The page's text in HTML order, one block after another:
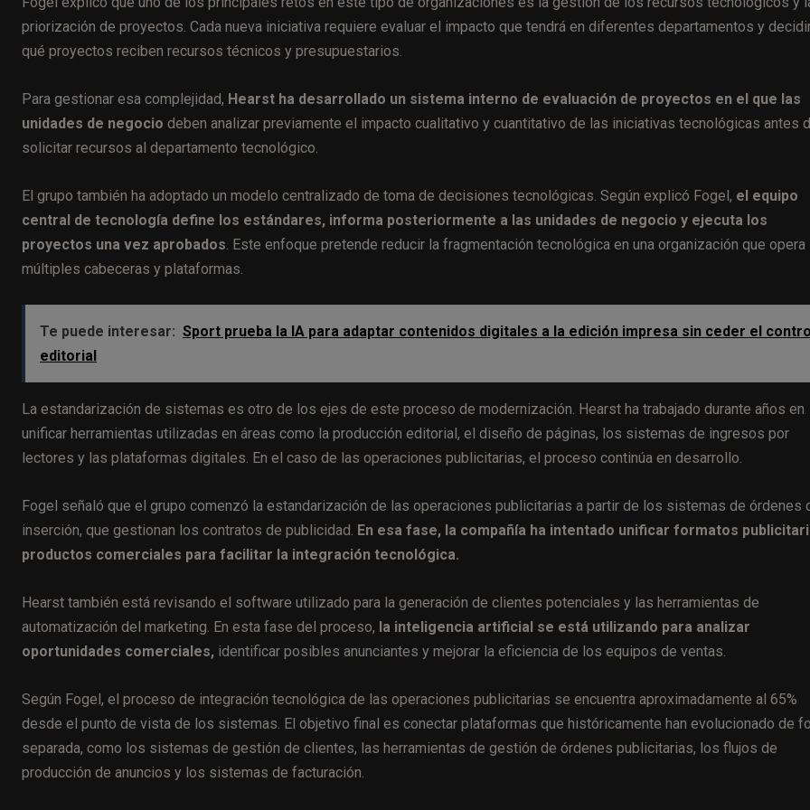
priorización de proyectos. Cada nueva iniciativa requiere evaluar el impacto que tendrá en diferentes departamentos y
qué proyectos reciben recursos técnicos y presupuestarios.
Para gestionar esa complejidad, Hearst ha desarrollado un sistema interno de evaluación de proyectos en el que las
unidades de negocio deben analizar previamente el impacto cualitativo y cuantitativo de las iniciativas tecnológicas antes
solicitar recursos al departamento tecnológico.
El grupo también ha adoptado un modelo centralizado de toma de decisiones tecnológicas. Según explicó Fogel, el equipo
central de tecnología define los estándares, informa posteriormente a las unidades de negocio y ejecuta los
proyectos una vez aprobados. Este enfoque pretende reducir la fragmentación tecnológica en una organización que opera
múltiples cabeceras y plataformas.
Te puede interesar: Sport prueba la IA para adaptar contenidos digitales a la edición impresa sin ceder el
editorial
La estandarización de sistemas es otro de los ejes de este proceso de modernización. Hearst ha trabajado durante años en
unificar herramientas utilizadas en áreas como la producción editorial, el diseño de páginas, los sistemas de ingresos por
lectores y las plataformas digitales. En el caso de las operaciones publicitarias, el proceso continúa en desarrollo.
Fogel señaló que el grupo comenzó la estandarización de las operaciones publicitarias a partir de los sistemas de órdenes
inserción, que gestionan los contratos de publicidad. En esa fase, la compañía ha intentado unificar formatos
productos comerciales para facilitar la integración tecnológica.
Hearst también está revisando el software utilizado para la generación de clientes potenciales y las herramientas de
automatización del marketing. En esta fase del proceso, la inteligencia artificial se está utilizando para analizar
oportunidades comerciales, identificar posibles anunciantes y mejorar la eficiencia de los equipos de ventas.
Según Fogel, el proceso de integración tecnológica de las operaciones publicitarias se encuentra aproximadamente al 65%
desde el punto de vista de los sistemas. El objetivo final es conectar plataformas que históricamente han evolucionado de
separada, como los sistemas de gestión de clientes, las herramientas de gestión de órdenes publicitarias, los flujos de
producción de anuncios y los sistemas de facturación.